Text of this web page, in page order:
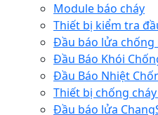
Module báo cháy
Thiết bị kiểm tra
Đầu báo lửa chống
Đầu Báo Khói
Đầu Báo Nhiệt
Thiết bị chống
Đầu báo lửa